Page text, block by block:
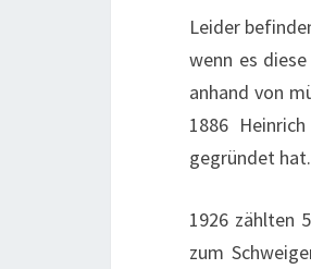
Leider
wenn es
anhand von
1886
gegründet hat.
1926 zählten
zum